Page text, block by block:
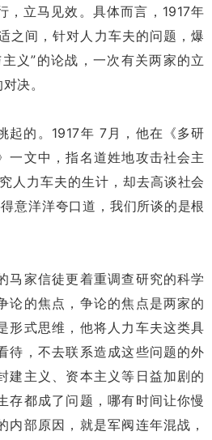
，立马见效。具体而言，1917年
之间，针对人力车夫的问题，爆
义”的论战，一次有关两家的立
决。
起的。1917年 7月，他在《多研
一文中，指名道姓地攻击社会主
人力车夫的生计，却去高谈社会
意洋洋夸口道，我们所谈的是根
马家信徒更着重调查研究的科学
论的焦点，争论的焦点是两家的
形式思维，他将人力车夫这类具
待，不去联系造成这些问题的外
建主义、资本主义等日益加剧的
存都成了问题，哪有时间让你慢
内部原因，就是军阀连年混战，